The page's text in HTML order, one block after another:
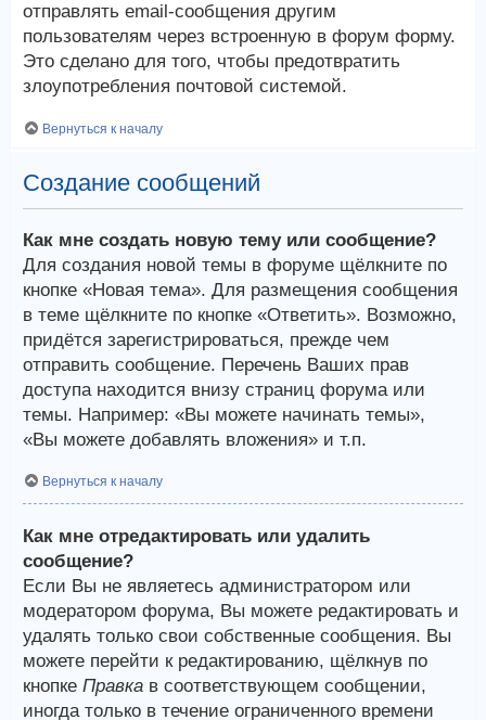
отправлять email-сообщения другим
пользователям через встроенную в форум форму.
Это сделано для того, чтобы предотвратить
злоупотребления почтовой системой.
Вернуться к началу
Создание сообщений
Как мне создать новую тему или сообщение?
Для создания новой темы в форуме щёлкните по
кнопке «Новая тема». Для размещения сообщения
в теме щёлкните по кнопке «Ответить». Возможно,
придётся зарегистрироваться, прежде чем
отправить сообщение. Перечень Ваших прав
доступа находится внизу страниц форума или
темы. Например: «Вы можете начинать темы»,
«Вы можете добавлять вложения» и т.п.
Вернуться к началу
Как мне отредактировать или удалить
сообщение?
Если Вы не являетесь администратором или
модератором форума, Вы можете редактировать и
удалять только свои собственные сообщения. Вы
можете перейти к редактированию, щёлкнув по
кнопке Правка в соответствующем сообщении,
иногда только в течение ограниченного времени